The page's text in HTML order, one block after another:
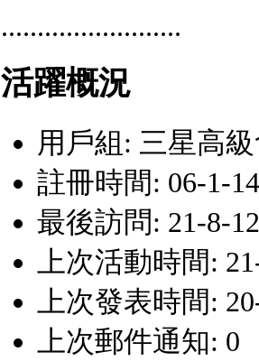
.........................
活躍概況
用戶組: 三星高
註冊時間: 06-1-
最後訪問: 21-8-
上次活動時間:
上次發表時間:
上次郵件通知: 0